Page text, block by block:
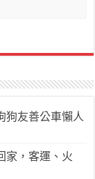
狗友善公車懶人
家，客運、火